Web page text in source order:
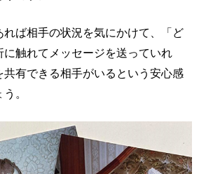
れば相手の状況を気にかけて、「ど
に触れてメッセージを送っていれ
共有できる相手がいるという安心感
。